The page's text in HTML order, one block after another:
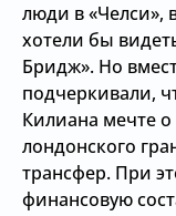
люди в «Челси»,
хотели бы
Бридж». Но
подчеркивали,
Килиана мечте
лондонского
трансфер. При
финансовую